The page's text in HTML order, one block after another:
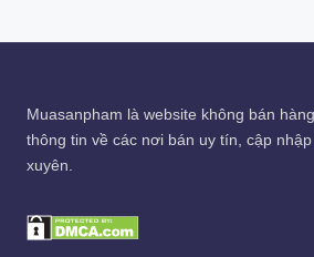
Muasanpham là website không bán
thông tin về các nơi bán uy tín, cập
xuyên.